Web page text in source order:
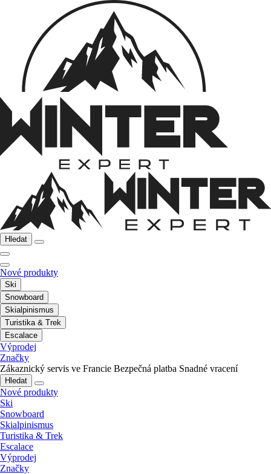
Hledat
Nové produkty
Ski
Snowboard
Skialpinismus
Turistika & Trek
Escalace
Výprodej
Značky
Zákaznický servis ve Francie Bezpečná platba Snadné vracení
Hledat
Nové produkty
Ski
Snowboard
Skialpinismus
Turistika & Trek
Escalace
Výprodej
Značky